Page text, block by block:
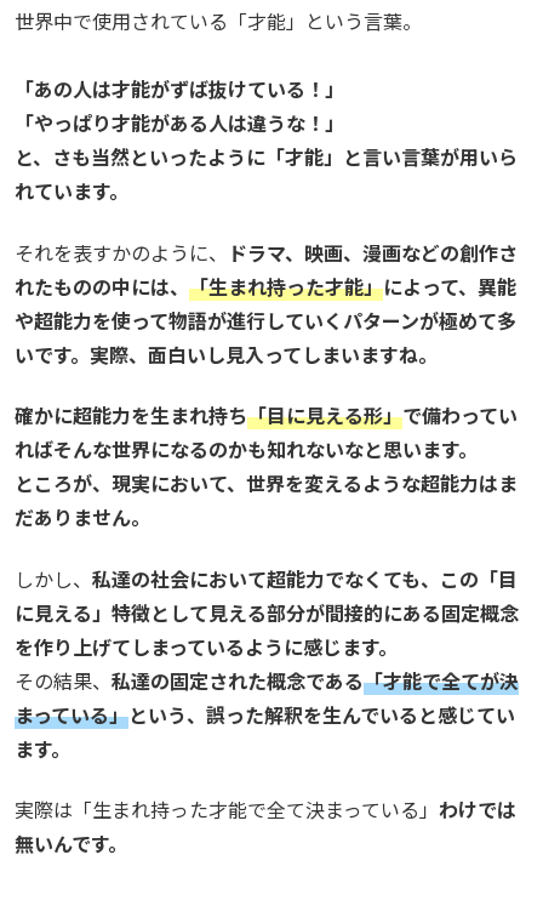
世界中で使用されている「才能」という言葉。
「あの人は才能がずば抜けている！」
「やっぱり才能がある人は違うな！」
と、さも当然といったように「才能」と言い言葉が用いら
れています。
それを表すかのように、 ドラマ、映画、漫画などの創作さ
れたものの中には、 「生まれ持った才能」によって、異能
や超能力を使って物語が進行していくパターンが極めて多
いです。実際、面白いし見入ってしまいますね。
確かに超能力を生まれ持ち「目に見える形」で備わってい
ればそんな世界になるのかも知れないなと思います。
ところが、現実において、世界を変えるような超能力はま
だありません。
しかし、 私達の社会において超能力でなくても、この「目
に見える」特徴として見える部分が間接的にある固定概念
を作り上げてしまっているように感じます。
その結果、 私達の固定された概念である「才能で全てが決
まっている」という、誤った解釈を生んでいると感じてい
ます。
実際は「生まれ持った才能で全て決まっている」 わけでは
無いんです。